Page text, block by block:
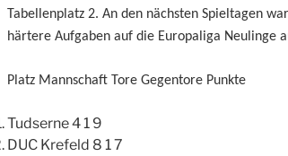
Tabellenplatz 2. An den nächsten Spieltagen
härtere Aufgaben auf die Europaliga Neulinge
Platz Mannschaft Tore Gegentore Punkte
Tudserne 4 1 9
DUC Krefeld 8 1 7